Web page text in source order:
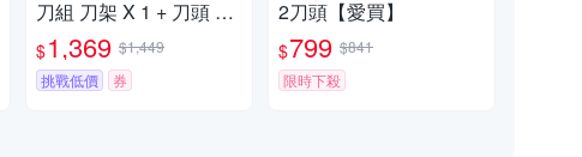
刀組 刀架 X 1 + 刀頭 X
10
$1,369 $1,449
挑戰低價
券
2刀頭【愛買】
$799 $841
限時下殺